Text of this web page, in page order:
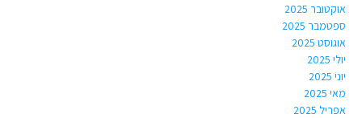
אוקטובר 2025
ספטמבר 2025
אוגוסט 2025
יולי 2025
יוני 2025
מאי 2025
אפריל 2025